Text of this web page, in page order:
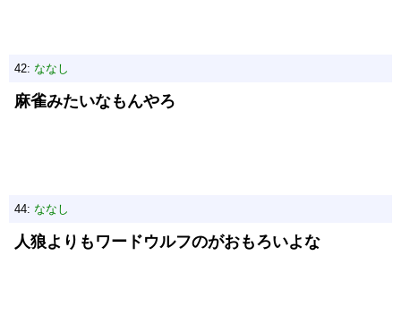
42: ななし
麻雀みたいなもんやろ
44: ななし
人狼よりもワードウルフのがおもろいよな